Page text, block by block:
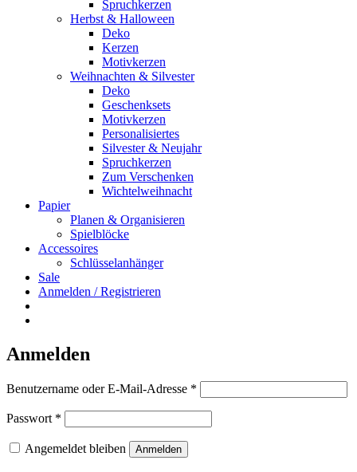
Spruchkerzen
Herbst & Halloween
Deko
Kerzen
Motivkerzen
Weihnachten & Silvester
Deko
Geschenksets
Motivkerzen
Personalisiertes
Silvester & Neujahr
Spruchkerzen
Zum Verschenken
Wichtelweihnacht
Papier
Planen & Organisieren
Spielblöcke
Accessoires
Schlüsselanhänger
Sale
Anmelden / Registrieren
Anmelden
Benutzername oder E-Mail-Adresse *
Passwort *
Angemeldet bleiben Anmelden